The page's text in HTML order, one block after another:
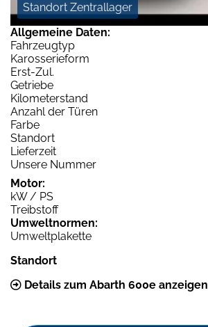
Standort Zentrallager
Allgemeine Daten:
Fahrzeugtyp
Karosserieform
Erst-Zul.
Getriebe
Kilometerstand
Anzahl der Türen
Farbe
Standort
Lieferzeit
Unsere Nummer
Motor:
kW / PS
Treibstoff
Umweltnormen:
Umweltplakette
Standort
Details zum Abarth 600e anzeigen